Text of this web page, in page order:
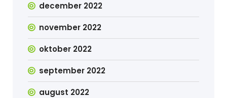
december 2022
november 2022
oktober 2022
september 2022
august 2022